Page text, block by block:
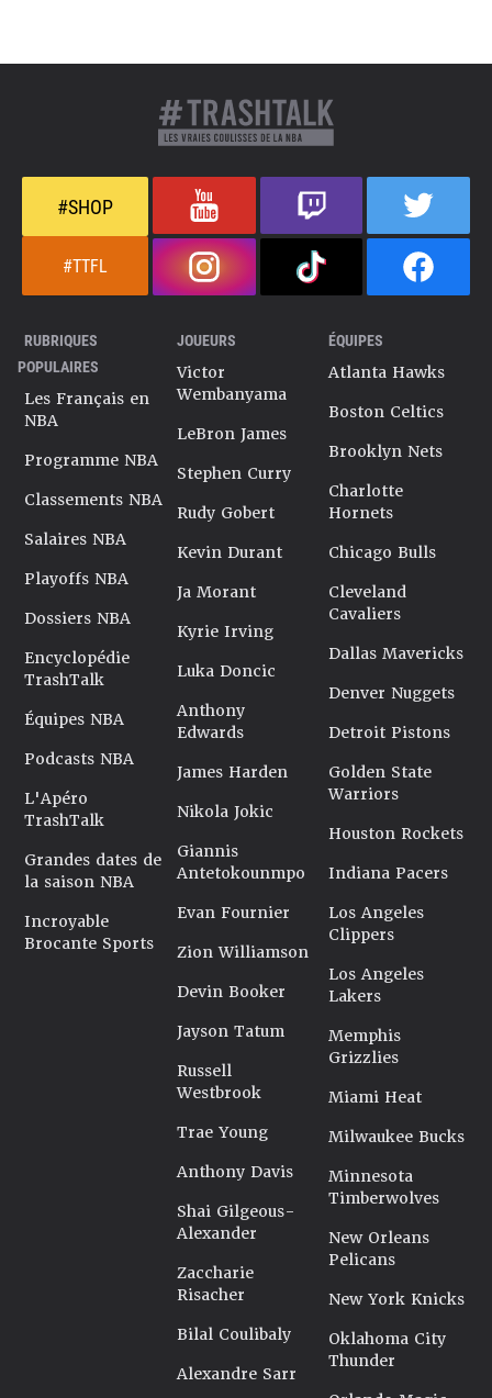
#SHOP
#TTFL
RUBRIQUES
POPULAIRES
Les Français en
NBA
Programme NBA
Classements NBA
Salaires NBA
Playoffs NBA
Dossiers NBA
Encyclopédie
TrashTalk
Équipes NBA
Podcasts NBA
L'Apéro
TrashTalk
Grandes dates de
la saison NBA
Incroyable
Brocante Sports
JOUEURS
Victor
Wembanyama
LeBron James
Stephen Curry
Rudy Gobert
Kevin Durant
Ja Morant
Kyrie Irving
Luka Doncic
Anthony
Edwards
James Harden
Nikola Jokic
Giannis
Antetokounmpo
Evan Fournier
Zion Williamson
Devin Booker
Jayson Tatum
Russell
Westbrook
Trae Young
Anthony Davis
Shai Gilgeous-
Alexander
Zaccharie
Risacher
Bilal Coulibaly
Alexandre Sarr
ÉQUIPES
Atlanta Hawks
Boston Celtics
Brooklyn Nets
Charlotte
Hornets
Chicago Bulls
Cleveland
Cavaliers
Dallas Mavericks
Denver Nuggets
Detroit Pistons
Golden State
Warriors
Houston Rockets
Indiana Pacers
Los Angeles
Clippers
Los Angeles
Lakers
Memphis
Grizzlies
Miami Heat
Milwaukee Bucks
Minnesota
Timberwolves
New Orleans
Pelicans
New York Knicks
Oklahoma City
Thunder